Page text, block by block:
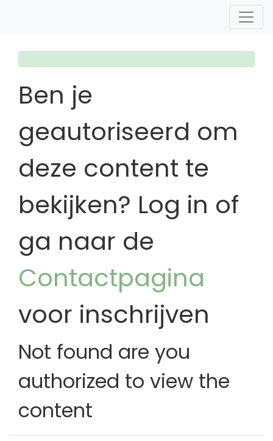
Ben je
geautoriseerd om
deze content te
bekijken? Log in of
ga naar de
Contactpagina
voor inschrijven
Not found are you
authorized to view the
content